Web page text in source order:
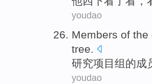
youdao
Members of the
tree.
研究项目组的成
youdao